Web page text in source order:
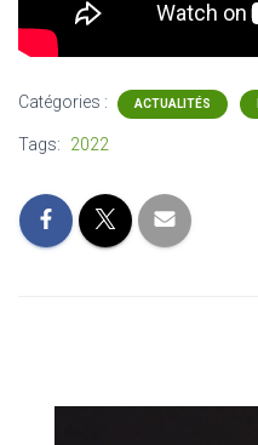
Catégories : ACTUALITÉS
Tags: 2022